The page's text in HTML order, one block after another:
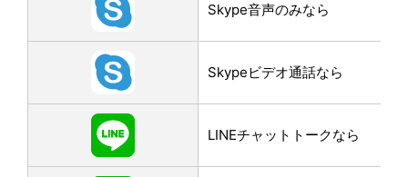
Skype音声のみなら
Skypeビデオ通話なら
LINEチャットトークなら